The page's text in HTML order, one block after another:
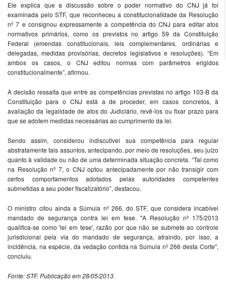
Ele explica que a discussão sobre o poder normativo do CNJ já foi
examinada pelo STF, que reconheceu a constitucionalidade da Resolução
nº 7 e consignou expressamente a competência do CNJ para editar atos
normativos primários, como os previstos no artigo 59 da Constituição
Federal (emendas constitucionais, leis complementares, ordinárias e
delegadas, medidas provisórias, decretos legislativos e resoluções). “Em
ambos os casos, o CNJ editou normas com parâmetros erigidos
constitucionalmente”, afirmou.
A decisão ressalta que entre as competências previstas no artigo 103-B da
Constituição para o CNJ está a de proceder, em casos concretos, à
avaliação da legalidade de atos do Judiciário, revê-los ou fixar prazo para
que se adotem medidas necessárias ao cumprimento da lei.
Sendo assim, considerou indiscutível sua competência para regular
abstratamente tais assuntos, antecipando, por meio de resoluções, seu juízo
quanto à validade ou não de uma determinada situação concreta. “Tal como
na Resolução nº 7, o CNJ optou antecipadamente por não transigir com
certos comportamentos adotados pelas autoridades competentes
submetidas a seu poder fiscalizatório”, destacou.
O ministro citou ainda a Súmula nº 266, do STF, que considera incabível
mandado de segurança contra lei em tese. "A Resolução nº 175/2013
qualifica-se como 'lei em tese', razão por que não se submete ao controle
jurisdicional pela via do mandado de segurança, atraindo, por isso, a
incidência, na espécie, da vedação contida na Súmula nº 266 desta Corte",
concluiu.
Fonte: STF. Publicação em 28/05/2013.